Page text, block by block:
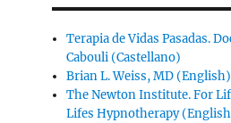
Terapia de Vidas Pasadas.
Cabouli (Castellano)
Brian L. Weiss, MD
The Newton Institute. For
Lifes Hypnotherapy